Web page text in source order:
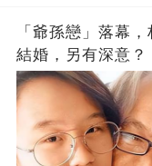
「爺孫戀」落幕
結婚，另有深意？